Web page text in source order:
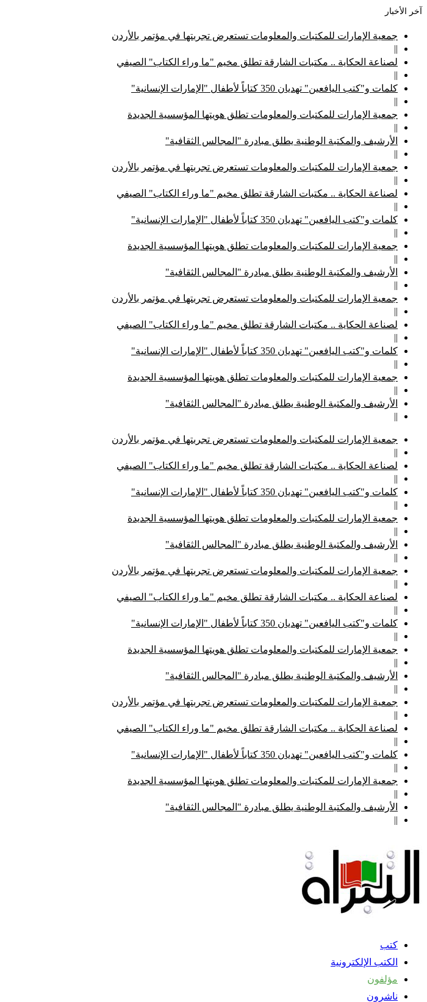
آخر الأخبار
جمعية الإمارات للمكتبات والمعلومات تستعرض تجربتها في مؤتمر بالأردن
||
لصناعة الحكاية .. مكتبات الشارقة تطلق مخيم "ما وراء الكتاب" الصيفي
||
كلمات و"كتب اليافعين" تهديان 350 كتاباً لأطفال "الإمارات الإنسانية"
||
جمعية الإمارات للمكتبات والمعلومات تطلق هويتها المؤسسية الجديدة
||
الأرشيف والمكتبة الوطنية يطلق مبادرة "المجالس الثقافية"
||
جمعية الإمارات للمكتبات والمعلومات تستعرض تجربتها في مؤتمر بالأردن
||
لصناعة الحكاية .. مكتبات الشارقة تطلق مخيم "ما وراء الكتاب" الصيفي
||
كلمات و"كتب اليافعين" تهديان 350 كتاباً لأطفال "الإمارات الإنسانية"
||
جمعية الإمارات للمكتبات والمعلومات تطلق هويتها المؤسسية الجديدة
||
الأرشيف والمكتبة الوطنية يطلق مبادرة "المجالس الثقافية"
||
جمعية الإمارات للمكتبات والمعلومات تستعرض تجربتها في مؤتمر بالأردن
||
لصناعة الحكاية .. مكتبات الشارقة تطلق مخيم "ما وراء الكتاب" الصيفي
||
كلمات و"كتب اليافعين" تهديان 350 كتاباً لأطفال "الإمارات الإنسانية"
||
جمعية الإمارات للمكتبات والمعلومات تطلق هويتها المؤسسية الجديدة
||
الأرشيف والمكتبة الوطنية يطلق مبادرة "المجالس الثقافية"
||
جمعية الإمارات للمكتبات والمعلومات تستعرض تجربتها في مؤتمر بالأردن
||
لصناعة الحكاية .. مكتبات الشارقة تطلق مخيم "ما وراء الكتاب" الصيفي
||
كلمات و"كتب اليافعين" تهديان 350 كتاباً لأطفال "الإمارات الإنسانية"
||
جمعية الإمارات للمكتبات والمعلومات تطلق هويتها المؤسسية الجديدة
||
الأرشيف والمكتبة الوطنية يطلق مبادرة "المجالس الثقافية"
||
جمعية الإمارات للمكتبات والمعلومات تستعرض تجربتها في مؤتمر بالأردن
||
لصناعة الحكاية .. مكتبات الشارقة تطلق مخيم "ما وراء الكتاب" الصيفي
||
كلمات و"كتب اليافعين" تهديان 350 كتاباً لأطفال "الإمارات الإنسانية"
||
جمعية الإمارات للمكتبات والمعلومات تطلق هويتها المؤسسية الجديدة
||
الأرشيف والمكتبة الوطنية يطلق مبادرة "المجالس الثقافية"
||
جمعية الإمارات للمكتبات والمعلومات تستعرض تجربتها في مؤتمر بالأردن
||
لصناعة الحكاية .. مكتبات الشارقة تطلق مخيم "ما وراء الكتاب" الصيفي
||
كلمات و"كتب اليافعين" تهديان 350 كتاباً لأطفال "الإمارات الإنسانية"
||
جمعية الإمارات للمكتبات والمعلومات تطلق هويتها المؤسسية الجديدة
||
الأرشيف والمكتبة الوطنية يطلق مبادرة "المجالس الثقافية"
||
كتب
الكتب الإلكترونية
مؤلفون
ناشرون